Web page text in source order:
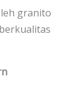
granito